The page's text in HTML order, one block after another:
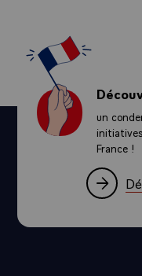
un
France !